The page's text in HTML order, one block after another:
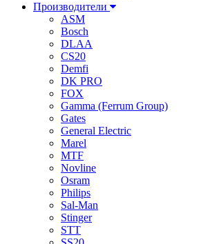
Производители
ASM
Bosch
DLAA
CS20
Demfi
DK PRO
FOX
Gamma (Ferrum Group)
Gates
General Electric
Marel
MTF
Novline
Osram
Philips
Sal-Man
Stinger
STT